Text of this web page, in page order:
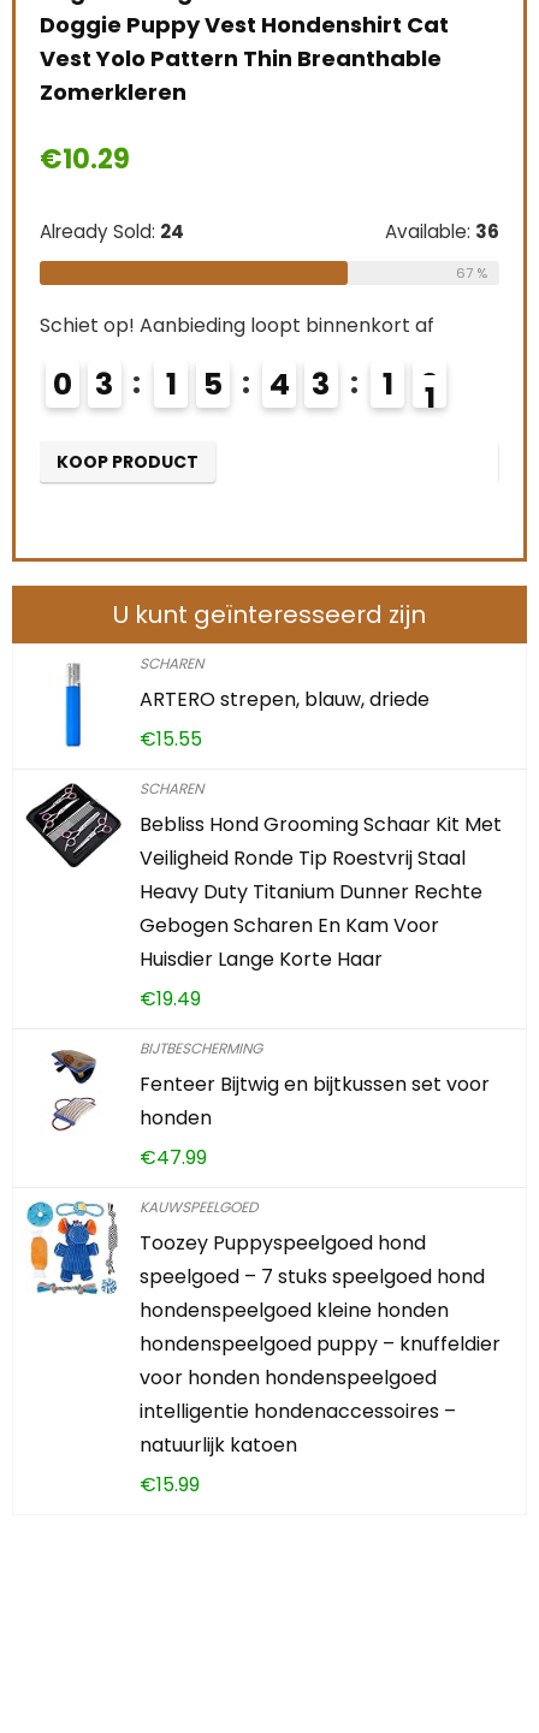
Doggie Puppy Vest Hondenshirt Cat
Vest Yolo Pattern Thin Breanthable
Zomerkleren
€10.29
Already Sold: 24 Available: 36
67 %
Schiet op! Aanbieding loopt binnenkort af
0 3 1 5 4 3 0 9
KOOP PRODUCT
U kunt geïnteresseerd zijn
SCHAREN
ARTERO strepen, blauw, driede
€15.55
SCHAREN
Bebliss Hond Grooming Schaar Kit Met
Veiligheid Ronde Tip Roestvrij Staal
Heavy Duty Titanium Dunner Rechte
Gebogen Scharen En Kam Voor
Huisdier Lange Korte Haar
€19.49
BIJTBESCHERMING
Fenteer Bijtwig en bijtkussen set voor
honden
€47.99
KAUWSPEELGOED
Toozey Puppyspeelgoed hond
speelgoed – 7 stuks speelgoed hond
hondenspeelgoed kleine honden
hondenspeelgoed puppy – knuffeldier
voor honden hondenspeelgoed
intelligentie hondenaccessoires –
natuurlijk katoen
€15.99